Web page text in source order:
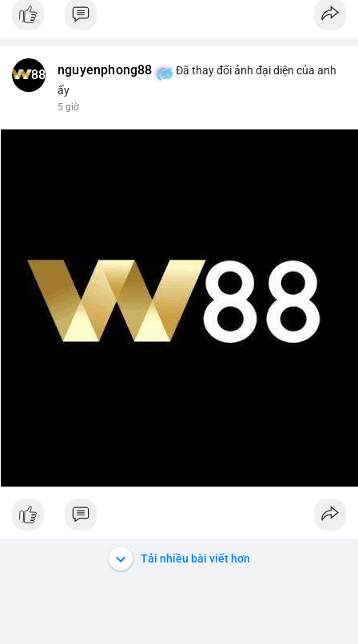
nguyenphong88
Đã thay đổi ảnh đại diện của anh
ấy
5 giờ
Tải nhiều bài viết hơn